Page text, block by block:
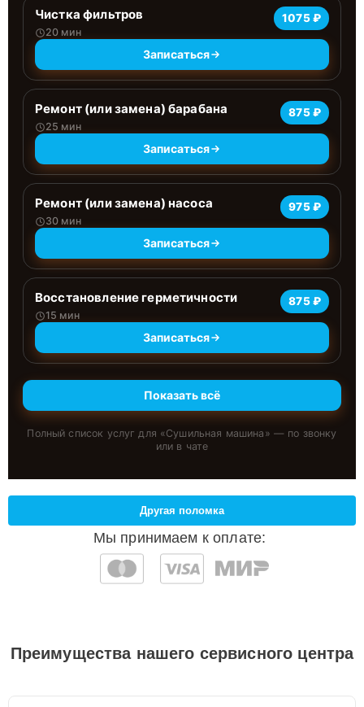
Чистка фильтров
20 мин
1075 ₽
Записаться
Ремонт (или замена) барабана
25 мин
875 ₽
Записаться
Ремонт (или замена) насоса
30 мин
975 ₽
Записаться
Восстановление герметичности
15 мин
875 ₽
Записаться
Показать всё
Полный список услуг для «Сушильная машина » — по звонку
или в чате
Мы принимаем к оплате:
Другая поломка
Преимущества нашего сервисного центра